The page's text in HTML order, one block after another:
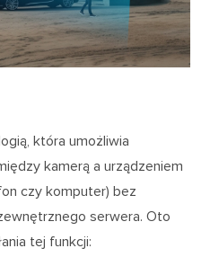
która umożliwia
kamerą a urządzeniem
czy komputer) bez
serwera. Oto
tej funkcji: